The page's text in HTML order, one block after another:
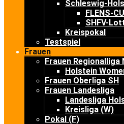
Schleswig-
FLENS-
SHFV-
Kreispokal
Testspiel
Frauen
Frauen Regionalliga
Holstein
Frauen Oberliga SH
Frauen Landesliga
Landesliga
Kreisliga (W)
Pokal (F)